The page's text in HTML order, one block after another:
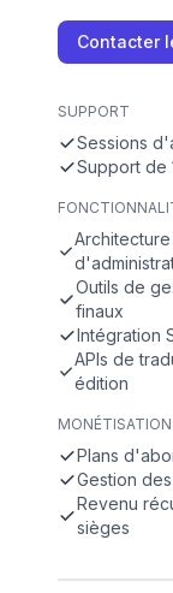
Contacter
SUPPORT
Sessions
Support de
Outils de
finaux
Intégration
APIs de
édition
MONÉTISATION
Plans
Gestion
Revenu
sièges